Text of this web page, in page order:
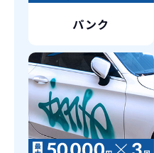
パンク